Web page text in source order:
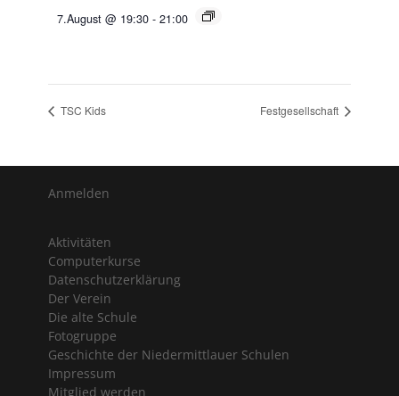
7.August @ 19:30 - 21:00
TSC Kids Festgesellschaft
Anmelden
Aktivitäten
Computerkurse
Datenschutzerklärung
Der Verein
Die alte Schule
Fotogruppe
Geschichte der Niedermittlauer Schulen
Impressum
Mitglied werden